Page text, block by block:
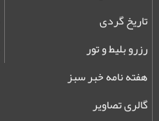
تاریخ گردی
رزرو بلیط و تور
هفته نامه خبر سبز
گالری تصاویر